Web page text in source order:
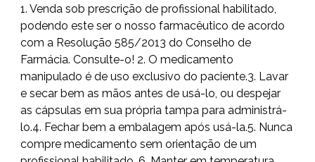
1. Venda sob prescrição de profissional habilitado,
podendo este ser o nosso farmacêutico de acordo
com a Resolução 585/2013 do Conselho de
Farmácia. Consulte-o! 2. O medicamento
manipulado é de uso exclusivo do paciente.3. Lavar
e secar bem as mãos antes de usá-lo, ou despejar
as cápsulas em sua própria tampa para administrá-
lo.4. Fechar bem a embalagem após usá-la.5. Nunca
compre medicamento sem orientação de um